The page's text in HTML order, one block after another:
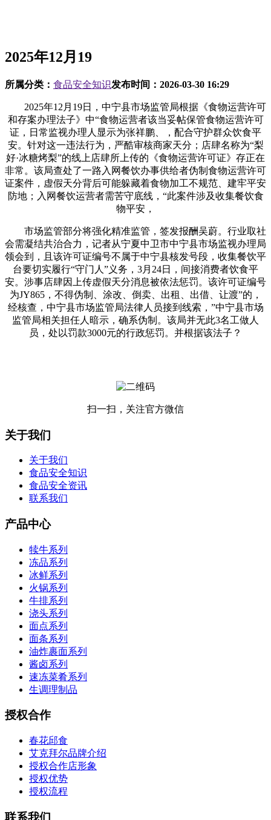
2025年12月19
所属分类： 食品安全知识发布时间： 2026-03-30 16:29
2025年12月19日，中宁县市场监管局根据《食物运营许可
和存案办理法子》中“食物运营者该当妥帖保管食物运营许可
证，日常监视办理人显示为张祥鹏、，配合守护群众饮食平
安。针对这一违法行为，严酷审核商家天分；店肆名称为“梨
好·冰糖烤梨”的线上店肆所上传的《食物运营许可证》存正在
非常。该局查处了一路入网餐饮办事供给者伪制食物运营许可
证案件，虚假天分背后可能躲藏着食物加工不规范、建牢平安
防地；入网餐饮运营者需苦守底线，“此案件涉及收集餐饮食
物平安，
市场监管部分将强化精准监管，签发报酬吴蔚。行业取社
会需凝结共治合力，记者从宁夏中卫市中宁县市场监视办理局
领会到，且该许可证编号不属于中宁县核发号段，收集餐饮平
台要切实履行“守门人”义务，3月24日，间接消费者饮食平
安。涉事店肆因上传虚假天分消息被依法惩罚。该许可证编号
为JY865，不得伪制、涂改、倒卖、出租、出借、让渡”的，
经核查，中宁县市场监管局法律人员接到线索，”中宁县市场
监管局相关担任人暗示，确系伪制。该局并无此3名工做人
员，处以罚款3000元的行政惩罚。并根据该法子？
扫一扫，关注官方微信
关于我们
关于我们
食品安全知识
食品安全资讯
联系我们
产品中心
犊牛系列
冻品系列
冰鲜系列
火锅系列
牛排系列
浇头系列
面点系列
面条系列
油炸裹面系列
酱卤系列
速冻菜肴系列
生调理制品
授权合作
春花邱食
艾克拜尔品牌介绍
授权合作店形象
授权优势
授权流程
联系我们